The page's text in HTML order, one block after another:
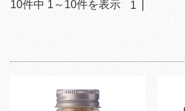
10件中 1 ～ 10件を表示 1